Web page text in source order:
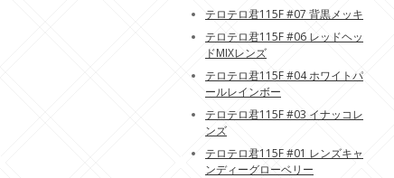
テロテロ君115F #07 背黒メッキ
テロテロ君115F #06 レッドヘッ
ドMIXレンズ
テロテロ君115F #04 ホワイトパ
ールレインボー
テロテロ君115F #03 イナッコレ
ンズ
テロテロ君115F #01 レンズキャ
ンディーグローベリー